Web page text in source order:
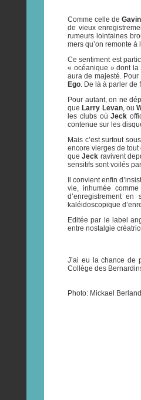
Comme celle de
de vieux
rumeurs lointaines
mers qu’on remonte à
Ce sentiment est
« océanique » dont la
aura de majesté.
Ego. De là à parler de
Pour autant, on ne
que Larry Levan, ou
les clubs oùJeck
contenue sur les
Mais c’est surtout
encore vierges de
queJeck ravivent
sensitifs sont voilés
Il convient enfin
vie, inhumée
d’enregistrement
kaléidoscopique
Editée par le label
entre nostalgie
J’ai eu la chance de
Collège des
Photo: Mickael